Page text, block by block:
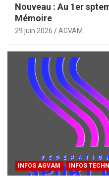
Nouveau : Au 1er
Mémoire
29 juin 2026 AGVAM
INFOS AGVAM INFOS